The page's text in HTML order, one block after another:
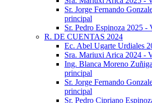
Sr. Jorge Fernando
principal
Sr. Pedro Espinoza 2025 -
R. DE CUENTAS 2024
Ec. Abel Ugarte Urdiales
Sra. Mariuxi Arica 2024 -
Ing. Blanca Moreno
principal
Sr. Jorge Fernando
principal
Sr. Pedro Cipriano